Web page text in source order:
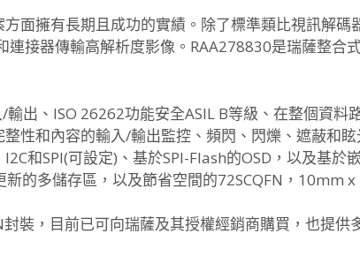
面擁有長期且成功的實績。除了標準類比視訊解
接器傳輸高解析度影像。RAA278830是瑞薩整合
出、ISO 26262功能安全ASIL B等級、在整個資料
性和內容的輸入/輸出監控、頻閃、閃爍、遮蔽和
和SPI(可設定)、基於SPI-Flash的OSD，以及基於
的多儲存區，以及節省空間的72SCQFN，10mm
裝，目前已可向瑞薩及其授權經銷商購買，也提供